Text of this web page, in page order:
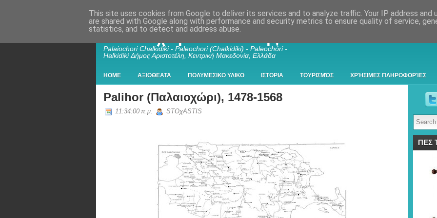
Παλαιοχώρι Χαλκιδικής
Palaiochori Chalkidiki - Paleochori (Chalkidiki) - Paleochóri -
Halkidiki Δήμος Αριστοτέλη, Κεντρική Μακεδονία, Ελλάδα
HOME ΑΞΙΟΘΕΑΤΑ ΠΟΛΥΜΕΣΙΚΟ ΥΛΙΚΟ ΙΣΤΟΡΙΑ ΤΟΥΡΙΣΜΌΣ ΧΡΉΣΙΜΕΣ ΠΛΗΡΟΦΟΡΊΕΣ
Palihor (Παλαιοχώρι), 1478-1568
11:34:00 π.μ. STOχASTIS
ΠΕΣ
This site uses cookies from Google to deliver its services and to analyze traffic. Your IP address and
are shared with Google along with performance and security metrics to ensure quality of service,
statistics, and to detect and address abuse.